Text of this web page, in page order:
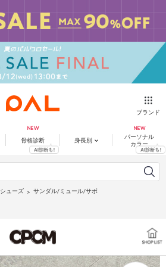
ブランド
骨格診断 身長別
パーソナル
カラー
シューズ
サンダル/ミュール/サボ